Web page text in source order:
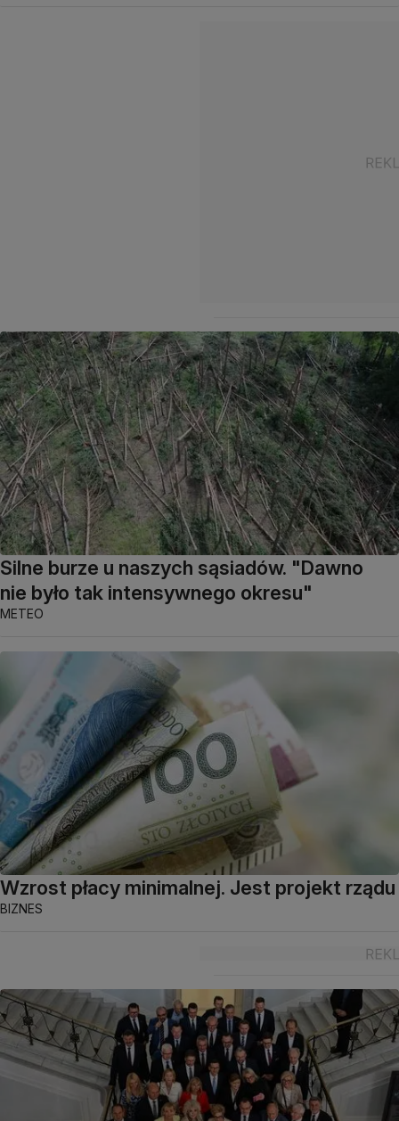
Silne burze u naszych sąsiadów. "Dawno
nie było tak intensywnego okresu"
METEO
Wzrost płacy minimalnej. Jest projekt rządu
BIZNES